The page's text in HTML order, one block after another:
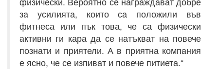
за усилията, които са положили във
фитнеса или пък това, че са физически
активни ги кара да се натъкват на повече
познати и приятели. А в приятна компания
е ясно, че се изпиват и повече питиета.“